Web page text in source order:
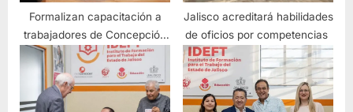
Formalizan capacitación a
trabajadores de Concepción
y Tizapán el Alto
Jalisco acreditará habilidades
de oficios por competencias